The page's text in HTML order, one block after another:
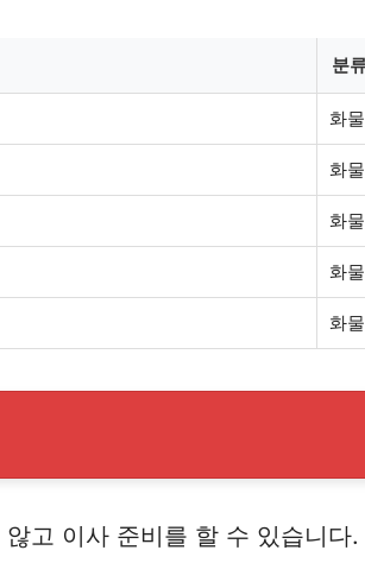
분
화
화
화
화
화
고 이사 준비를 할 수 있습니